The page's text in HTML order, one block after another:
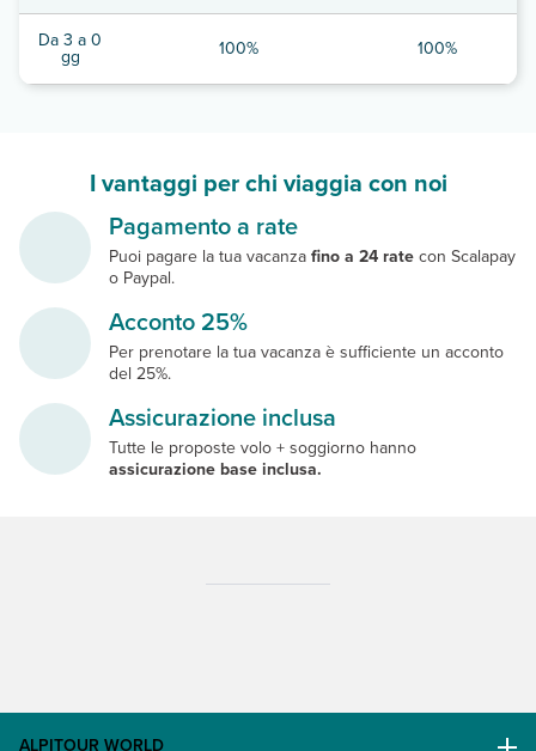
Da 3 a 0
gg 100% 100%
I vantaggi per chi viaggia con noi
Pagamento a rate
Puoi pagare la tua vacanzafino a 24 ratecon Scalapay
o Paypal.
Acconto 25%
Per prenotare la tua vacanza è sufficiente un acconto
del 25%.
Assicurazione inclusa
Tutte le proposte volo + soggiorno hanno
assicurazione base inclusa.
ALPITOUR WORLD